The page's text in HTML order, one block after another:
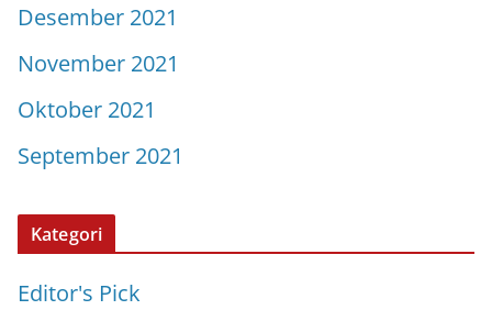
Desember 2021
November 2021
Oktober 2021
September 2021
Kategori
Editor's Pick